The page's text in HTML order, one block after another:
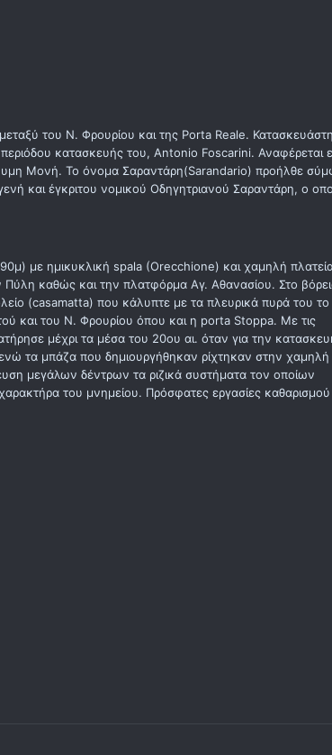
του Ν. Φρουρίου και της Porta Reale.
κατασκευής του, Antonio Foscarini. Αναφέρεται
Μονή. Το όνομα Σαραντάρη(Sarandario) προήλθε
και έγκριτου νομικού Οδηγητριανού Σαραντάρη, ο
με ημικυκλική spala (Orecchione) και χαμηλή
καθώς και την πλατφόρμα Αγ. Αθανασίου. Στο
(casamatta) που κάλυπτε με τα πλευρικά πυρά του το
και του Ν. Φρουρίου όπου και η porta Stoppa. Με τις
μέχρι τα μέσα του 20ου αι. όταν για την
τα μπάζα που δημιουργήθηκαν ρίχτηκαν στην χαμηλή
μεγάλων δέντρων τα ριζικά συστήματα τον οποίων
του μνημείου. Πρόσφατες εργασίες καθαρισμού